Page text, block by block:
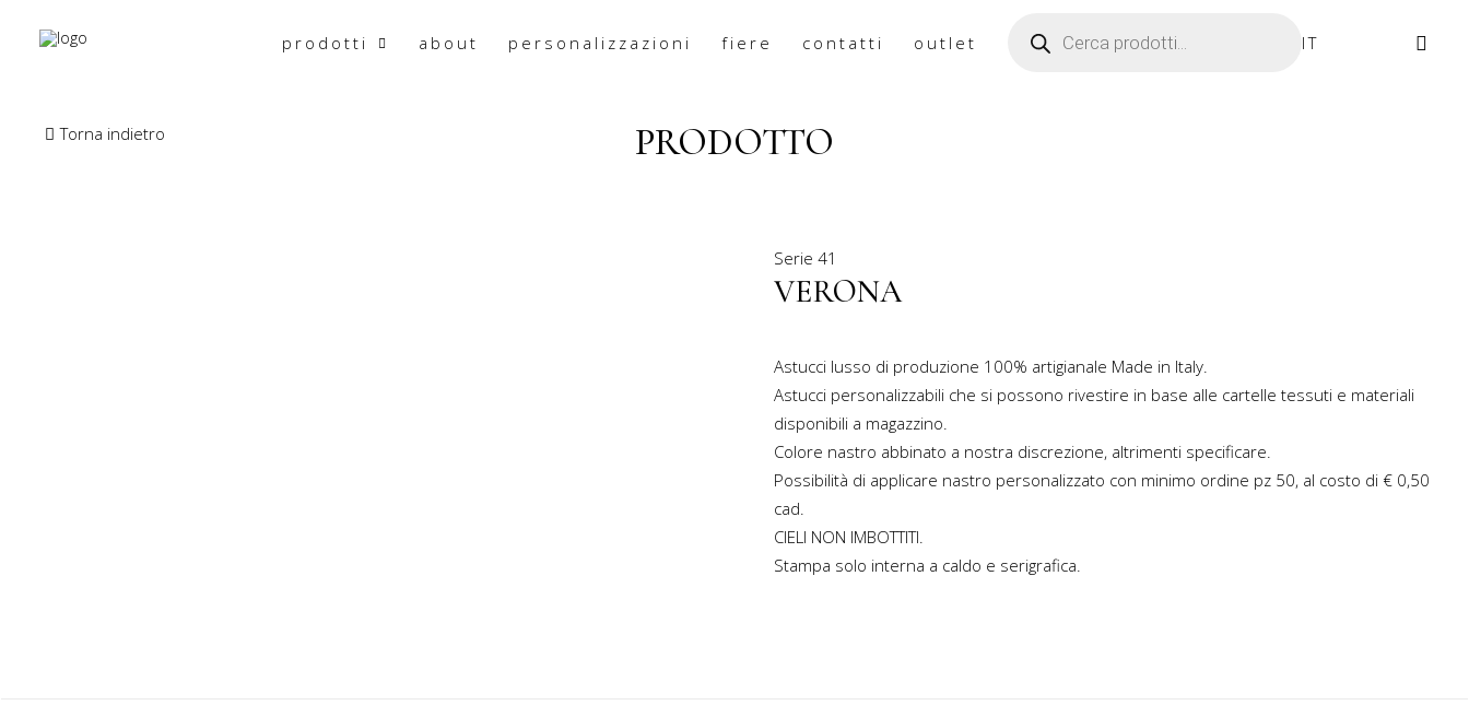
prodotti about personalizzazioni fiere contatti outlet IT
Torna indietro PRODOTTO
Serie 41
VERONA
Astucci lusso di produzione 100% artigianale Made in Italy.
Astucci personalizzabili che si possono rivestire in base alle cartelle tessuti e materiali
disponibili a magazzino.
Colore nastro abbinato a nostra discrezione, altrimenti specificare.
Possibilità di applicare nastro personalizzato con minimo ordine pz 50, al costo di € 0,50
cad.
CIELI NON IMBOTTITI.
Stampa solo interna a caldo e serigrafica.